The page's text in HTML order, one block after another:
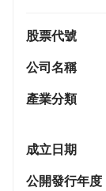
股票代號
公司名稱
產業分類
成立日期
公開發行年度